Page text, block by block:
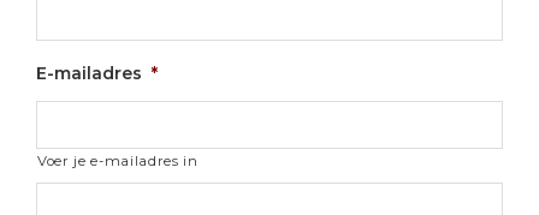
E-mailadres *
Voer je e-mailadres in